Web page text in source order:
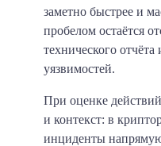
заметно быстрее и
пробелом остаётся
технического отчёта
уязвимостей.
При оценке
и контекст: в
инциденты